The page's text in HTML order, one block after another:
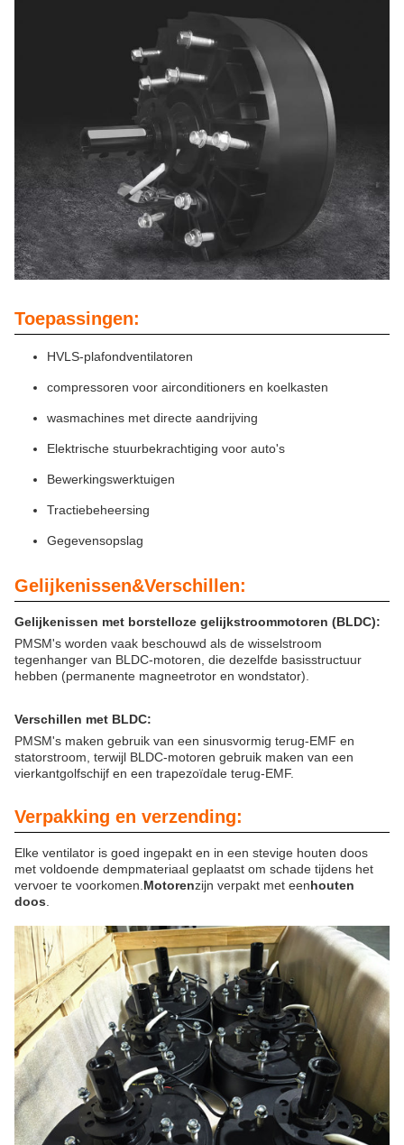
Toepassingen:
HVLS-plafondventilatoren
compressoren voor airconditioners en koelkasten
wasmachines met directe aandrijving
Elektrische stuurbekrachtiging voor auto's
Bewerkingswerktuigen
Tractiebeheersing
Gegevensopslag
Gelijkenissen&Verschillen:
Gelijkenissen met borstelloze gelijkstroommotoren (BLDC):
PMSM's worden vaak beschouwd als de wisselstroom
tegenhanger van BLDC-motoren, die dezelfde basisstructuur
hebben (permanente magneetrotor en wondstator).
Verschillen met BLDC:
PMSM's maken gebruik van een sinusvormig terug-EMF en
statorstroom, terwijl BLDC-motoren gebruik maken van een
vierkantgolfschijf en een trapezoïdale terug-EMF.
Verpakking en verzending:
Elke ventilator is goed ingepakt en in een stevige houten doos
met voldoende dempmateriaal geplaatst om schade tijdens het
vervoer te voorkomen. Motorenzijn verpakt met eenhouten
doos